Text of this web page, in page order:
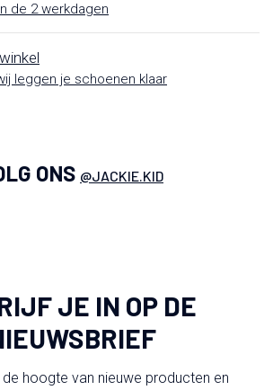
de 2 werkdagen
leggen je schoenen klaar
ONS @JACKIE.KID
JE IN OP DE
hoogte van nieuwe producten en